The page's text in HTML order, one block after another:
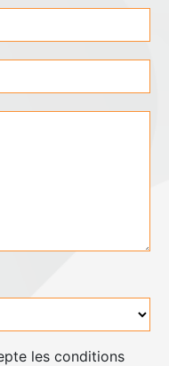
les conditions